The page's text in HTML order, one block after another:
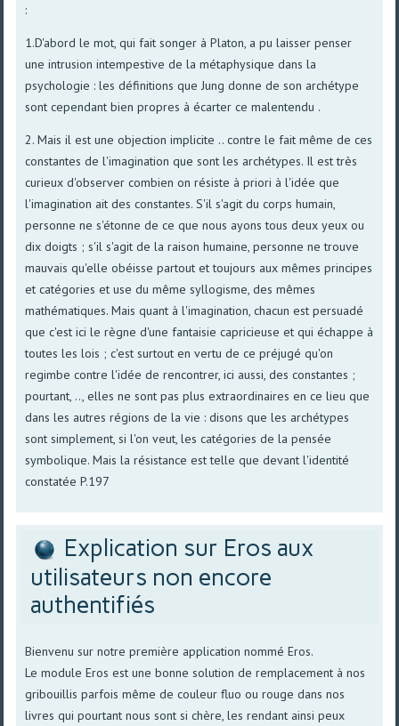
:
1.D'abord le mot, qui fait songer à Platon, a pu laisser penser
une intrusion intempestive de la métaphysique dans la
psychologie : les définitions que Jung donne de son archétype
sont cependant bien propres à écarter ce malentendu .
2. Mais il est une objection implicite .. contre le fait même de ces
constantes de l'imagination que sont les archétypes. Il est très
curieux d'observer combien on résiste à priori à l'idée que
l'imagination ait des constantes. S'il s'agit du corps humain,
personne ne s'étonne de ce que nous ayons tous deux yeux ou
dix doigts ; s'il s'agit de la raison humaine, personne ne trouve
mauvais qu'elle obéisse partout et toujours aux mêmes principes
et catégories et use du même syllogisme, des mêmes
mathématiques. Mais quant à l'imagination, chacun est persuadé
que c'est ici le règne d'une fantaisie capricieuse et qui échappe à
toutes les lois ; c'est surtout en vertu de ce préjugé qu'on
regimbe contre l'idée de rencontrer, ici aussi, des constantes ;
pourtant, .., elles ne sont pas plus extraordinaires en ce lieu que
dans les autres régions de la vie : disons que les archétypes
sont simplement, si l'on veut, les catégories de la pensée
symbolique. Mais la résistance est telle que devant l'identité
constatée P.197
Explication sur Eros aux
utilisateurs non encore
authentifiés
Bienvenu sur notre première application nommé Eros.
Le module Eros est une bonne solution de remplacement à nos
gribouillis parfois même de couleur fluo ou rouge dans nos
livres qui pourtant nous sont si chère, les rendant ainsi peux